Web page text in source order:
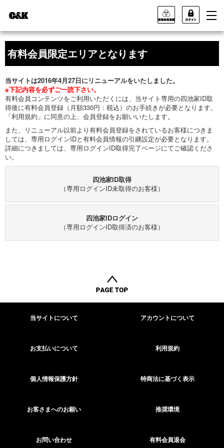
有料会員限定エリアとなります
当サイトは2016年4月27日にリニューアルをいたしました。
※下記内容を必ずご一読下さい。
有料会員コンテンツをご利用いただくには、当サイト専用の四池家ID取
得後に有料会員登録（月額330円：税込）のお手続きが必要となります。
「利用規約」に同意の上、会員登録をお願いいたします。
また、リニューアル以前より有料会員登録をされているお客様につきま
しては、専用ログインIDと有料会員情報の引継設定が必要となります。
詳細につきましては、専用ログインID取得完了ページにてご確認くださ
い。
四池家ID取得
（専用ログインID未取得のお客様）
四池家IDログイン
（専用ログインID取得済のお客様）
当サイトについて アカウントについて
お支払いについて 利用規約
個人情報保護方針 特商法に基づく表示
お客さまへのお願い 推奨環境
お問い合わせ 有料会員退会